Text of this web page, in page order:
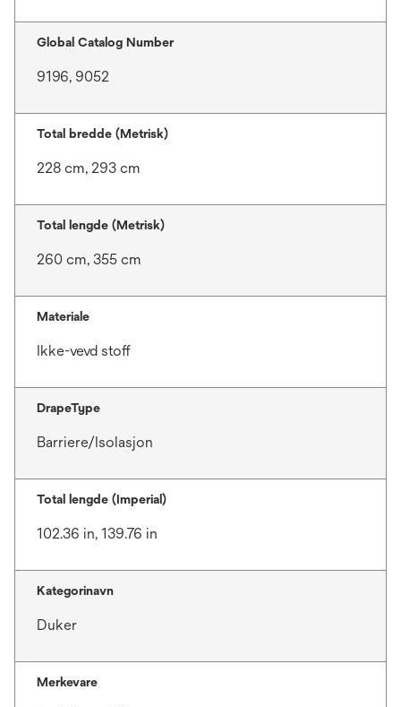
Global Catalog Number
9196, 9052
Total bredde (Metrisk)
228 cm, 293 cm
Total lengde (Metrisk)
260 cm, 355 cm
Materiale
Ikke-vevd stoff
DrapeType
Barriere/Isolasjon
Total lengde (Imperial)
102.36 in, 139.76 in
Kategorinavn
Duker
Merkevare